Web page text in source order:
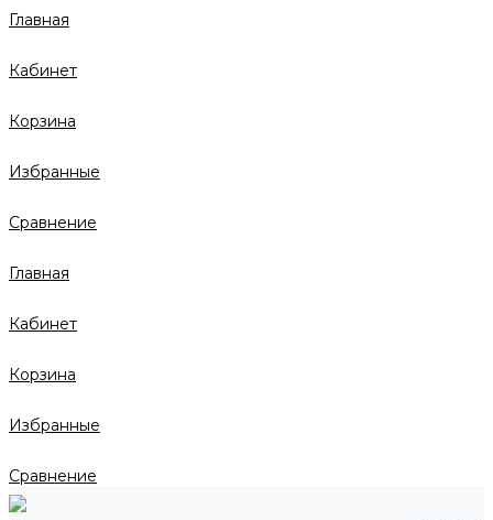
Главная
Кабинет
Корзина
Избранные
Сравнение
Главная
Кабинет
Корзина
Избранные
Сравнение